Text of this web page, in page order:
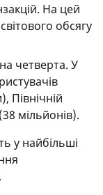
На цей
обсягу
четверта. У
Північній
мільйонів).
у найбільші